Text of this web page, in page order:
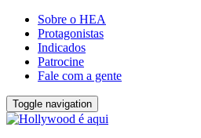
Sobre o HEA
Protagonistas
Indicados
Patrocine
Fale com a gente
Toggle navigation